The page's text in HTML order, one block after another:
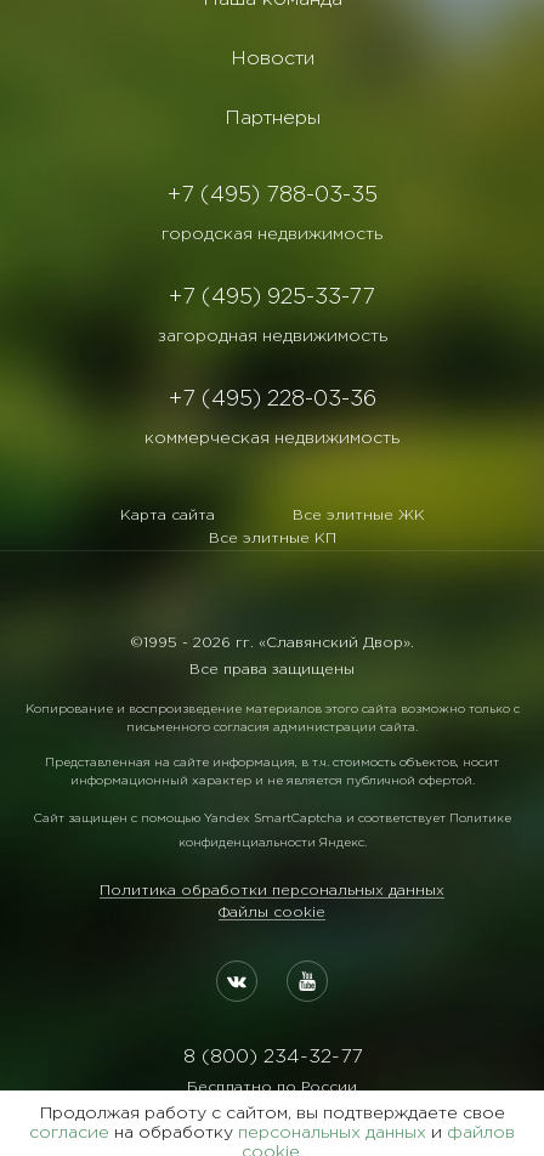
Новости
Партнеры
+7 (495) 788-03-35
городская недвижимость
+7 (495) 925-33-77
загородная недвижимость
+7 (495) 228-03-36
коммерческая недвижимость
Карта сайта
Все элитные ЖК
Все элитные КП
©1995 - 2026 гг. «Славянский Двор».
Все права защищены
Копирование и воспроизведение материалов этого сайта возможно только с
письменного согласия администрации сайта.
Представленная на сайте информация, в т.ч. стоимость объектов, носит
информационный характер и не является публичной офертой.
Сайт защищен с помощью Yandex SmartCaptcha и соответствует Политике
конфиденциальности Яндекс.
Политика обработки персональных данных
Файлы cookie
8 (800) 234-32-77
Бесплатно по России
Реквизиты:
ООО Агентство "Славянский Двор"
Продолжая работу с сайтом, вы подтверждаете свое
согласие на обработку персональных данных и файлов
cookie.